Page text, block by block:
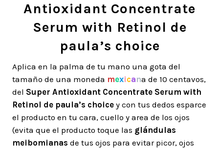
Antioxidant Concentrate
Serum with Retinol de
paula’s choice
Aplica en la palma de tu mano una gota del
tamaño de una moneda mexicana de 10 centavos,
del Super Antioxidant Concentrate Serum with
Retinol de paula’s choice y con tus dedos esparce
el producto en tu cara, cuello y area de los ojos
(evita que el producto toque las glándulas
meibomianas de tus ojos para evitar picor, ojos